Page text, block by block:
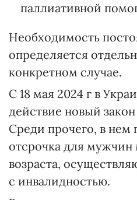
паллиативной
Необходимость
определяется
конкретном случае.
С 18 мая 2024 г в
действие новый
Среди прочего, в нем
отсрочка для
возраста,
с инвалидностью.